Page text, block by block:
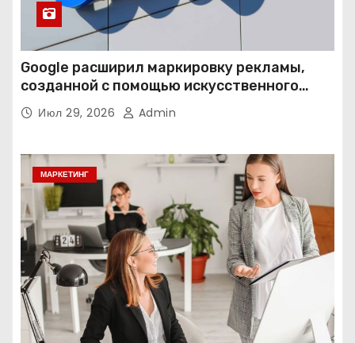
Google расширил маркировку рекламы,
созданной с помощью искусственного
интеллекта
Июл 29, 2026 Admin
МАРКЕТИНГ